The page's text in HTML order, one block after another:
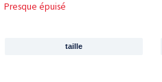
Presque épuisé
taille